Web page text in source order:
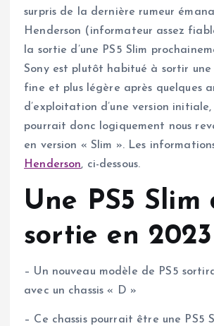
surpris de la dernière rumeur
Henderson (informateur assez
la sortie d’une PS5 Slim
Sony est plutôt habitué à sortir une
fine et plus légère après quelques
d’exploitation d’une version initiale,
pourrait donc logiquement nous
en version « Slim ». Les
Henderson, ci-dessous.
Une PS5 Slim
sortie en
– Un nouveau modèle de PS5
avec un chassis « D »
– Ce chassis pourrait être une PS5